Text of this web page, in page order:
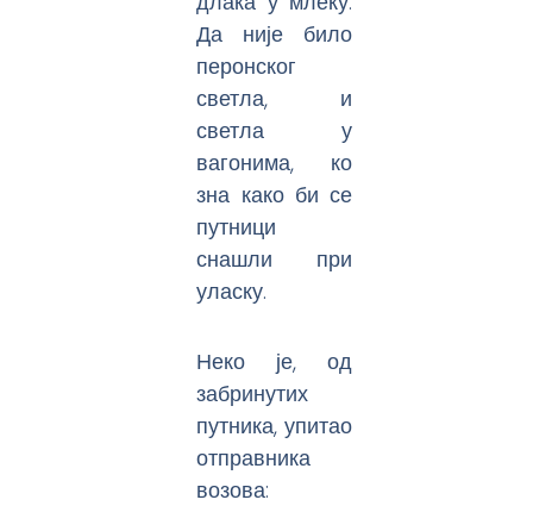
Да није било
перонског
светла, и
светла у
вагонима, ко
зна како би се
путници
снашли при
уласку.
Неко је, од
забринутих
путника, упитао
отправника
возова: